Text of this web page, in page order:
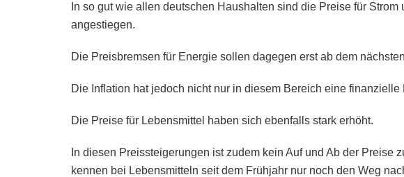
In so gut wie allen deutschen Haushalten sind die Preise für
angestiegen.
Die Preisbremsen für Energie sollen dagegen erst ab dem
Die Inflation hat jedoch nicht nur in diesem Bereich eine
Die Preise für Lebensmittel haben sich ebenfalls stark erhöht.
In diesen Preissteigerungen ist zudem kein Auf und Ab der Preise
kennen bei Lebensmitteln seit dem Frühjahr nur noch den Weg